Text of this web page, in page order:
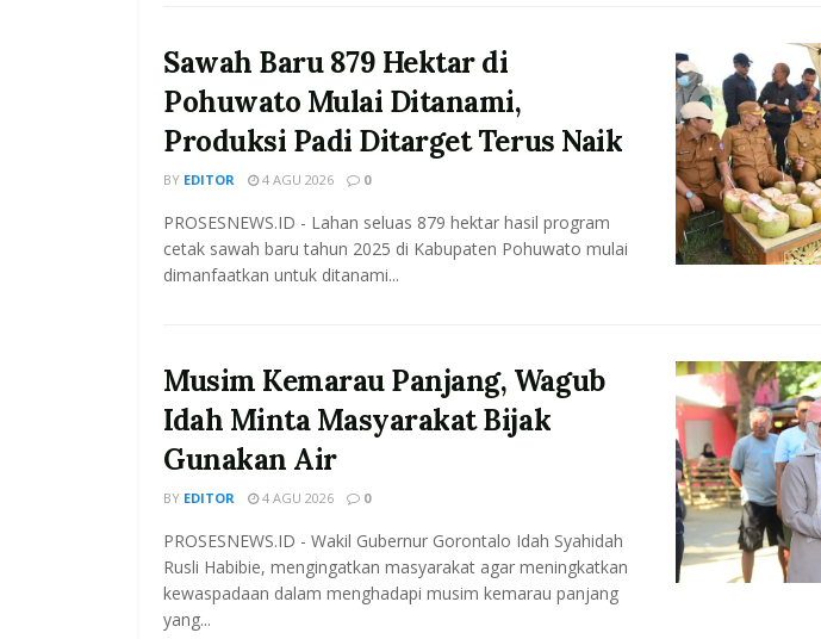
Sawah Baru 879 Hektar di
Pohuwato Mulai Ditanami,
Produksi Padi Ditarget Terus Naik
BY EDITOR 4 AGU 2026 0
PROSESNEWS.ID - Lahan seluas 879 hektar hasil program
cetak sawah baru tahun 2025 di Kabupaten Pohuwato mulai
dimanfaatkan untuk ditanami...
Musim Kemarau Panjang, Wagub
Idah Minta Masyarakat Bijak
Gunakan Air
BY EDITOR 4 AGU 2026 0
PROSESNEWS.ID - Wakil Gubernur Gorontalo Idah Syahidah
Rusli Habibie, mengingatkan masyarakat agar meningkatkan
kewaspadaan dalam menghadapi musim kemarau panjang
yang...